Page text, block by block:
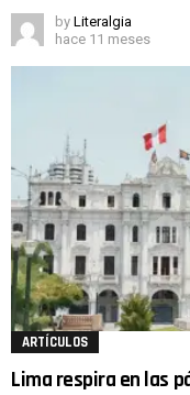
by Literalgia
hace 11 meses
ARTÍCULOS
Lima respira en las